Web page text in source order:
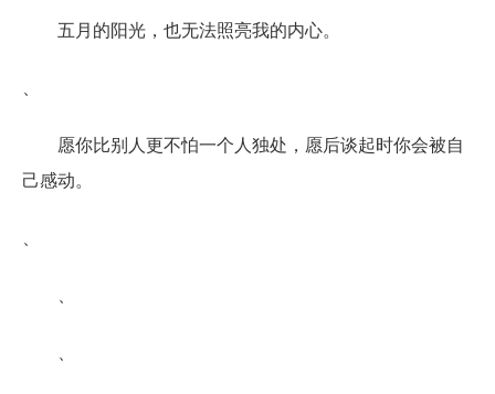
五月的阳光，也无法照亮我的内心。
、
愿你比别人更不怕一个人独处，愿后谈起时你会被自
己感动。
、
、
、